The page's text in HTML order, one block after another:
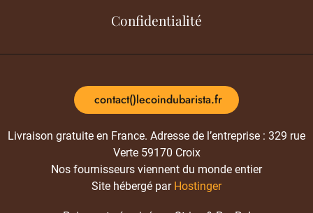
Confidentialité
contact()lecoindubarista.fr
Livraison gratuite en France. Adresse de l’entreprise : 329 rue
Verte 59170 Croix
Nos fournisseurs viennent du monde entier
Site hébergé par Hostinger